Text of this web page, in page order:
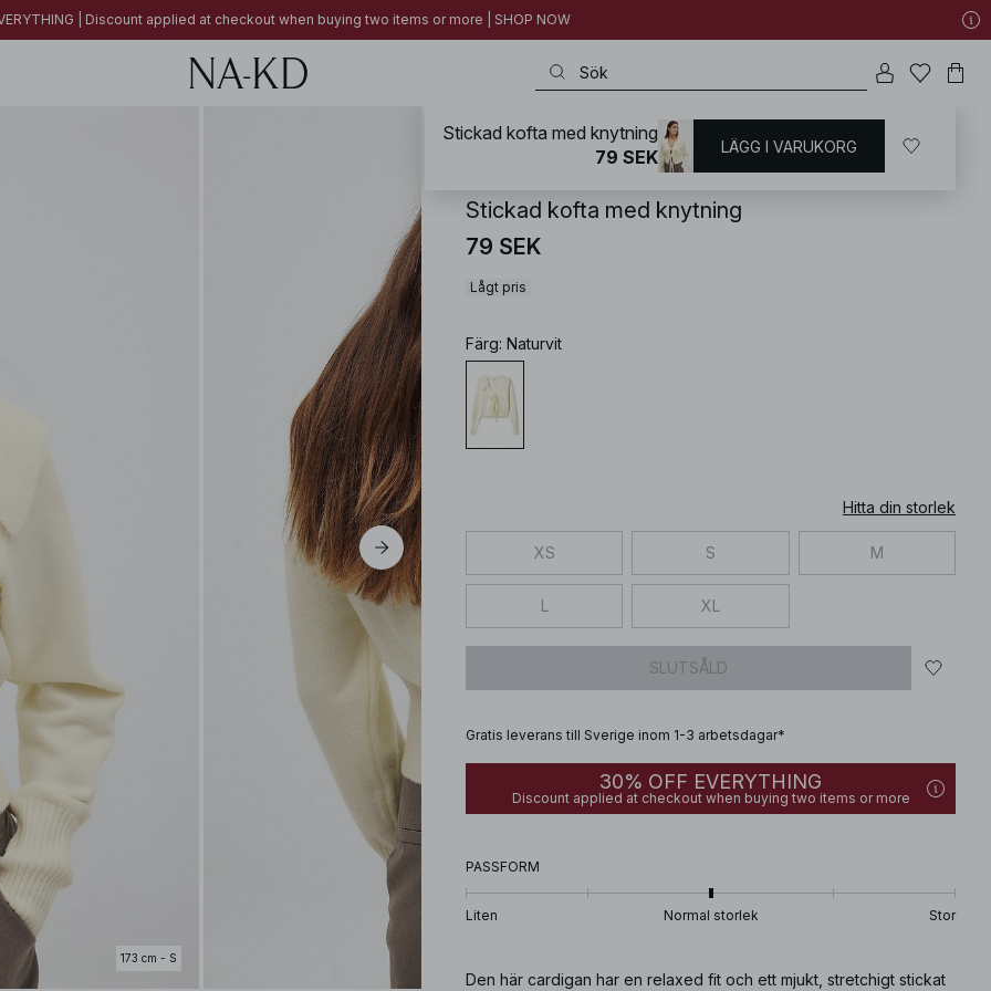
| Discount applied at checkout when buying two items or more | SHOP NOW
173 cm - S
Koftor & Cardigans
Stickad kofta med knytning
79 SEK
Lågt pris
Färg: Naturvit
Hitta din storlek
XS S M
L XL
SLUTSÅLD
Gratis leverans till Sverige inom 1-3 arbetsdagar*
30% OFF EVERYTHING
Discount applied at checkout when buying two items or more
PASSFORM
Liten Normal storlek Stor
Den här cardigan har en relaxed fit och ett mjukt, stretchigt stickat
Stickad kofta med knytning
79 SEK
LÄGG I VARUKORG